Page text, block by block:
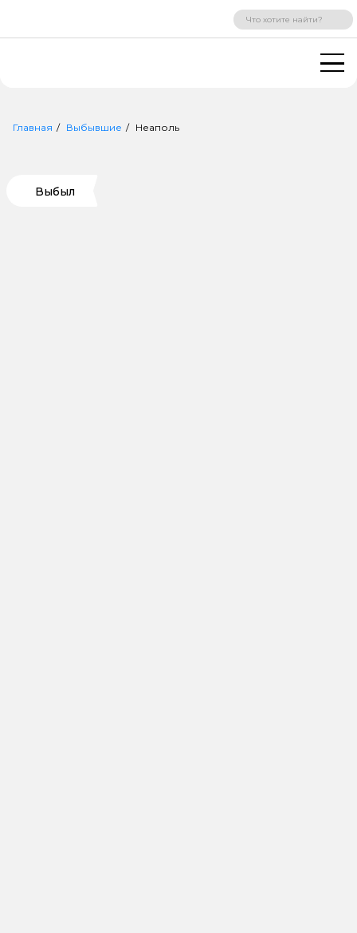
ВХОД РЕГИСТРАЦИЯ
Главная Выбывшие Неаполь
Выбыл